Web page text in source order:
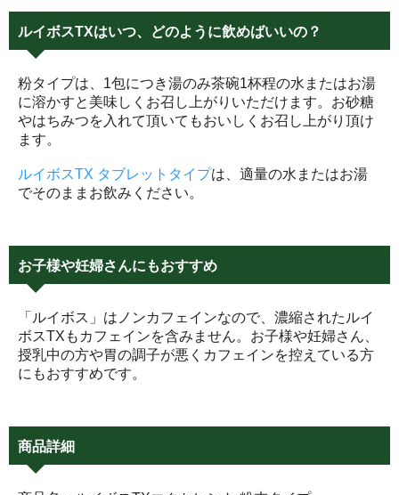
ルイボスTXはいつ、どのように飲めばいいの？
粉タイプは、1包につき湯のみ茶碗1杯程の水またはお湯
に溶かすと美味しくお召し上がりいただけます。お砂糖
やはちみつを入れて頂いてもおいしくお召し上がり頂け
ます。
ルイボスTX タブレットタイプは、適量の水またはお湯
でそのままお飲みください。
お子様や妊婦さんにもおすすめ
「ルイボス」はノンカフェインなので、濃縮されたルイ
ボスTXもカフェインを含みません。お子様や妊婦さん、
授乳中の方や胃の調子が悪くカフェインを控えている方
にもおすすめです。
商品詳細